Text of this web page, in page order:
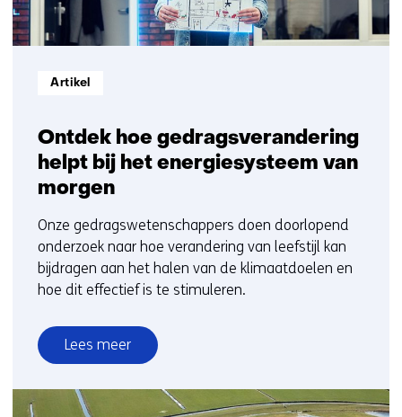
Ontdek hoe gedragsverandering
helpt bij het energiesysteem van
morgen
Informatietype:
Artikel
Onze gedragswetenschappers doen doorlopend
onderzoek naar hoe verandering van leefstijl kan
bijdragen aan het halen van de klimaatdoelen en
hoe dit effectief is te stimuleren.
Lees meer
over
Ontdek
hoe